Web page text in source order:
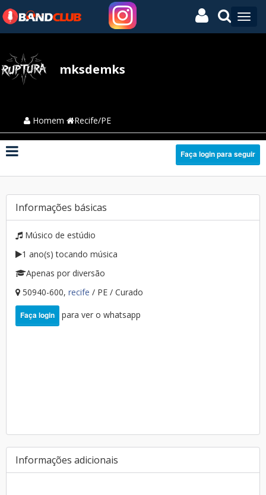
mksdemks
Homem Recife/PE
Faça login para seguir
Informações básicas
Músico de estúdio
1 ano(s) tocando música
Apenas por diversão
50940-600, recife / PE / Curado
Faça login para ver o whatsapp
Informações adicionais